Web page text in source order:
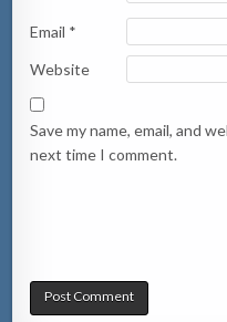
Email *
Website
Save my name, email, and
next time I comment.